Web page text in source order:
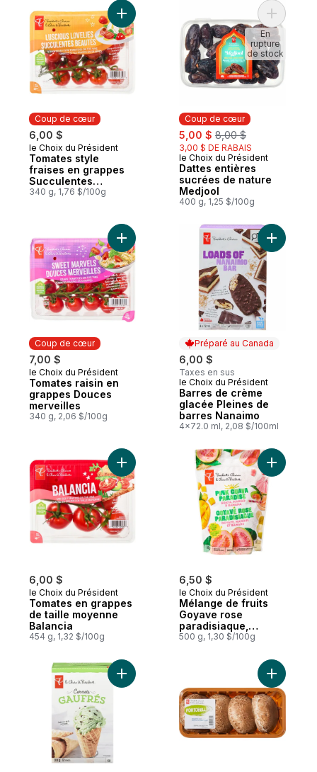
Coup de cœur
6,00 $
Coup de cœur
le Choix du Président
Tomates style
fraises en grappes
Succulentes
beautés
340 g, 1,76 $/100g
Ajouter Tomates style fraises en
Coup de cœur
sale:
5,00 $ , formerly:
8,00 $
3,00 $ DE RABAIS
Coup de cœur
le Choix du Président
Dattes entières
sucrées de nature
Medjool
400 g, 1,25 $/100g
Ajouter
En
rupture
de stock
Coup de cœur
7,00 $
Coup de cœur
le Choix du Président
Tomates raisin en
grappes Douces
merveilles
340 g, 2,06 $/100g
Ajouter Tomates raisin en grappes
Préparé au Canada
6,00 $
Taxes en sus
Préparé au Canada
le Choix du Président
Barres de crème
glacée Pleines de
barres Nanaimo
4x72.0 ml, 2,08 $/100ml
Ajouter
6,00 $
le Choix du Président
Tomates en grappes
de taille moyenne
Balancia
454 g, 1,32 $/100g
Ajouter Tomates en grappes de taille
6,50 $
le Choix du Président
Mélange de fruits
Goyave rose
paradisiaque,
goyave, mangue et
500 g, 1,30 $/100g
Ajouter
Ajouter Cornets gaufrés au panierAjouter